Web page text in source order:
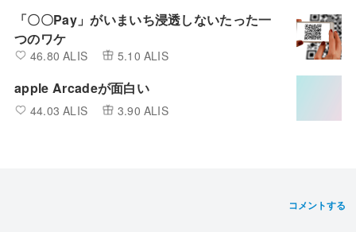
「〇〇Pay」がいまいち浸透しないたった一
つのワケ
46.80 ALIS 5.10 ALIS
apple Arcadeが面白い
44.03 ALIS 3.90 ALIS
コメントする